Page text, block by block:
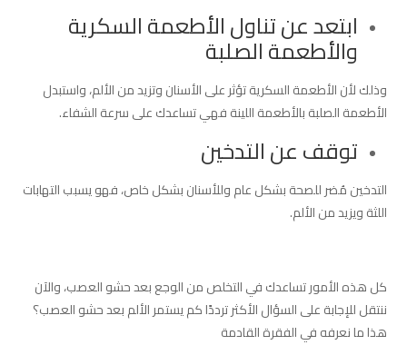
ابتعد عن تناول الأطعمة السكرية
والأطعمة الصلبة
وذلك لأن الأطعمة السكرية تؤثر على الأسنان وتزيد من الألم، واستبدل
الأطعمة الصلبة بالأطعمة اللينة فهي تساعدك على سرعة الشفاء.
توقف عن التدخين
التدخين مُضر للصحة بشكل عام وللأسنان بشكل خاص، فهو يسبب التهابات
اللثة ويزيد من الألم.
كل هذه الأمور تساعدك في التخلص من الوجع بعد حشو العصب، والآن
ننتقل للإجابة على السؤال الأكثر ترددًا كم يستمر الألم بعد حشو العصب؟
هذا ما نعرفه في الفقرة القادمة